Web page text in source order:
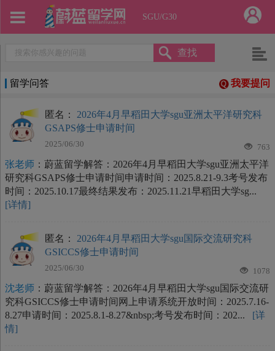
SGU/G30
查找
留学问答 我要提问
匿名：
2026年4月早稻田大学sgu亚洲太平洋研究科
GSAPS修士申请时间
2025/06/30 763
张老师 ：蔚蓝留学解答：2026年4月早稻田大学sgu亚洲太平洋
研究科GSAPS修士申请时间申请时间：2025.8.21-9.3考号发布
时间：2025.10.17最终结果发布：2025.11.21早稻田大学sg...
[详情]
匿名：
2026年4月早稻田大学sgu国际交流研究科
GSICCS修士申请时间
2025/06/30 1078
沈老师 ：蔚蓝留学解答：2026年4月早稻田大学sgu国际交流研
究科GSICCS修士申请时间网上申请系统开放时间：2025.7.16-
8.27申请时间：2025.8.1-8.27&nbsp;考号发布时间：202... [详
情]